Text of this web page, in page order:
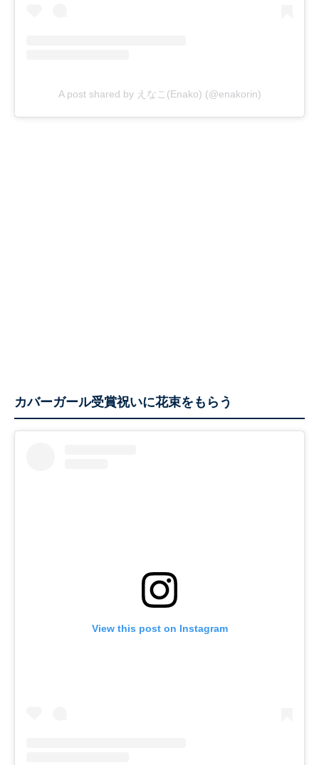
A post shared by えなこ(Enako) (@enakorin)
カバーガール受賞祝いに花束をもらう
View this post on Instagram